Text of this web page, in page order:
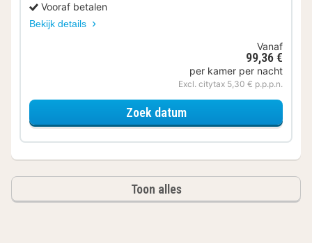
Vooraf betalen
Bekijk details
Vanaf
99,36 €
per kamer per nacht
Excl. citytax 5,30 € p.p.p.n.
Zoek datumvoor Medium kamer
Toon alles